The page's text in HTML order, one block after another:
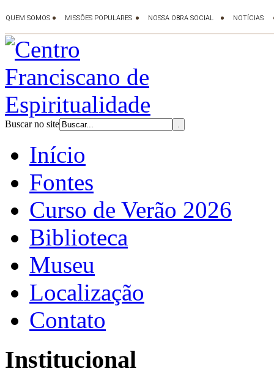
Buscar no site
Início
Fontes
Curso de Verão 2026
Biblioteca
Museu
Localização
Contato
Institucional